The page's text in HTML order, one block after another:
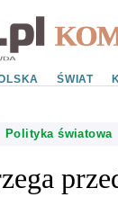
ŚWIAT
Polityka światowa